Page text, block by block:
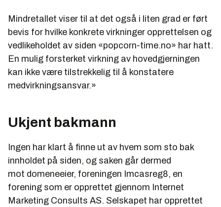
Mindretallet viser til at det også i liten grad er ført
bevis for hvilke konkrete virkninger opprettelsen og
vedlikeholdet av siden «popcorn-time.no» har hatt.
En mulig forsterket virkning av hovedgjerningen
kan ikke være tilstrekkelig til å konstatere
medvirkningsansvar.»
Ukjent bakmann
Ingen har klart å finne ut av hvem som sto bak
innholdet på siden, og saken går dermed
mot domeneeier, foreningen Imcasreg8, en
forening som er opprettet gjennom Internet
Marketing Consults AS. Selskapet har opprettet